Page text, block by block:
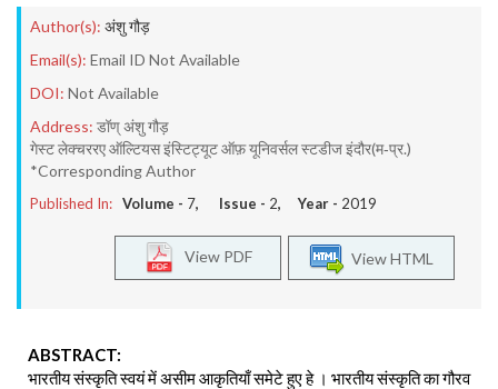
Author(s): अंशु गौड़
Email(s): Email ID Not Available
DOI: Not Available
Address: डॉण् अंशु गौड़
गेस्ट लेक्चररए ऑल्टियस इंस्टिट्यूट ऑफ़ यूनिवर्सल स्टडीज इंदौर(म‐प्र.)
*Corresponding Author
Published In: Volume - 7, Issue - 2, Year - 2019
View HTML
View PDF
ABSTRACT:
भारतीय संस्कृति स्वयं में असीम आकृतियाँ समेटे हुए हे । भारतीय संस्कृति का गौरव